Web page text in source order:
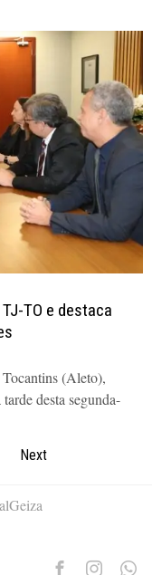
TO e destaca
(Aleto),
desta segunda-
Next